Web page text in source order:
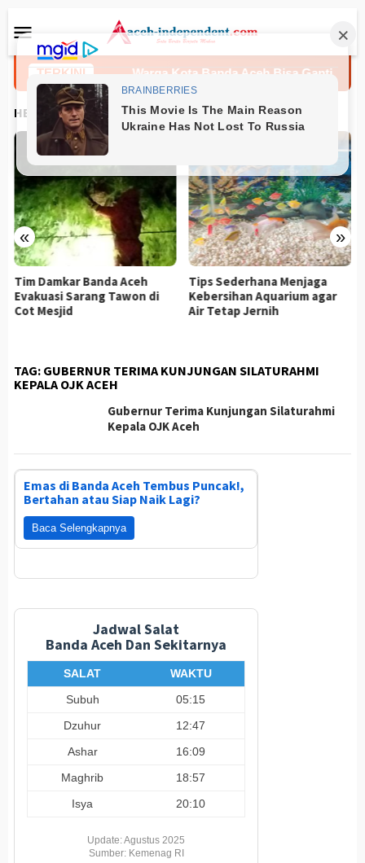
ke
kontenMobile
TERKINI Warga Kota Banda Aceh Bisa Ganti Foto
HEADLINES
« »
Tim Damkar Banda Aceh
Evakuasi Sarang Tawon di
Cot Mesjid
Tips Sederhana Menjaga
Kebersihan Aquarium agar
Air Tetap Jernih
TAG: GUBERNUR TERIMA KUNJUNGAN SILATURAHMI
KEPALA OJK ACEH
Gubernur Terima Kunjungan Silaturahmi
Kepala OJK Aceh
Emas di Banda Aceh Tembus Puncak!,
Bertahan atau Siap Naik Lagi?
Baca Selengkapnya
Jadwal Salat
Banda Aceh Dan Sekitarnya
SALAT
WAKTU
Subuh
05:15
Dzuhur
12:47
Ashar
16:09
Maghrib
18:57
Isya
20:10
Update: Agustus 2025
Sumber: Kemenag RI